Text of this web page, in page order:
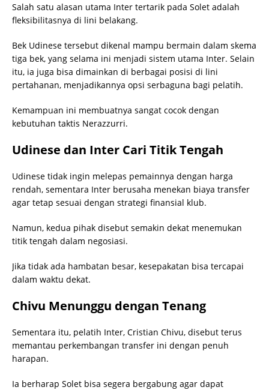
Salah satu alasan utama Inter tertarik pada Solet adalah
fleksibilitasnya di lini belakang.
Bek Udinese tersebut dikenal mampu bermain dalam skema
tiga bek, yang selama ini menjadi sistem utama Inter. Selain
itu, ia juga bisa dimainkan di berbagai posisi di lini
pertahanan, menjadikannya opsi serbaguna bagi pelatih.
Kemampuan ini membuatnya sangat cocok dengan
kebutuhan taktis Nerazzurri.
Udinese dan Inter Cari Titik Tengah
Udinese tidak ingin melepas pemainnya dengan harga
rendah, sementara Inter berusaha menekan biaya transfer
agar tetap sesuai dengan strategi finansial klub.
Namun, kedua pihak disebut semakin dekat menemukan
titik tengah dalam negosiasi.
Jika tidak ada hambatan besar, kesepakatan bisa tercapai
dalam waktu dekat.
Chivu Menunggu dengan Tenang
Sementara itu, pelatih Inter, Cristian Chivu, disebut terus
memantau perkembangan transfer ini dengan penuh
harapan.
Ia berharap Solet bisa segera bergabung agar dapat